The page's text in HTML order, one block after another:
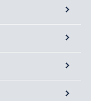
(SORW)